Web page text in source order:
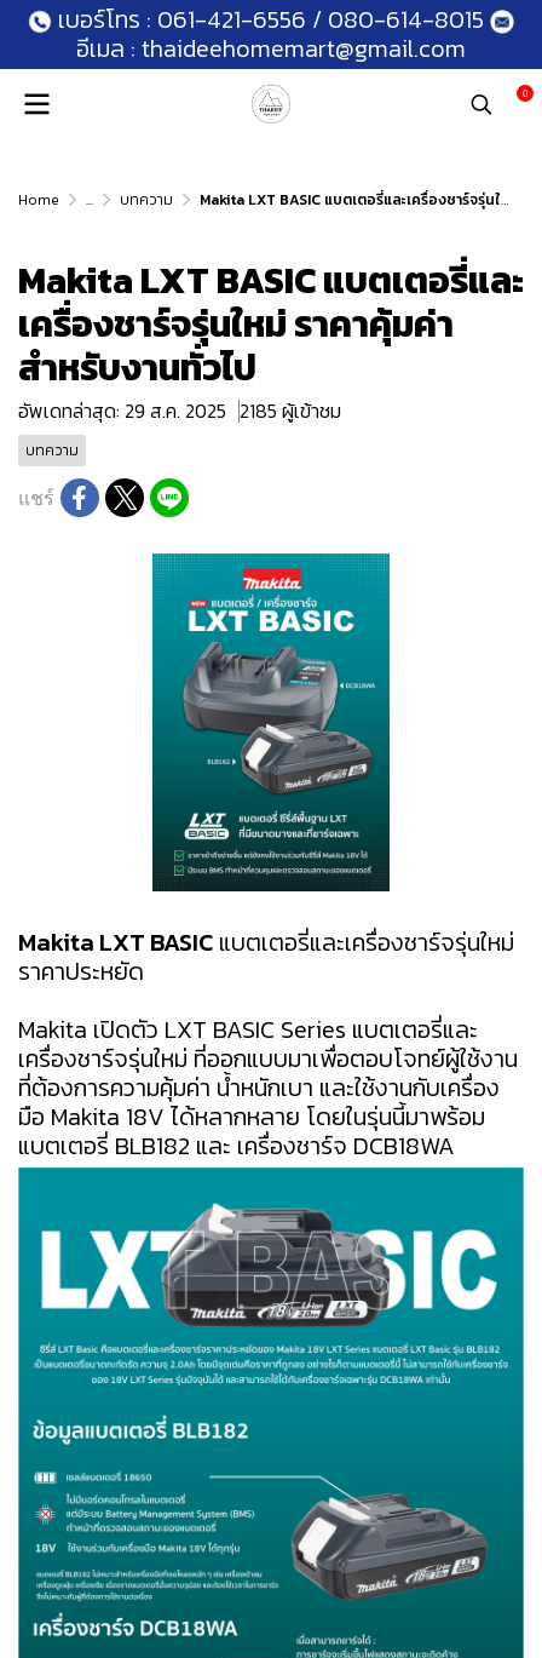
เบอร์โทร : 061-421-6556 / 080-614-8015
อีเมล : thaideehomemart@gmail.com
0
Home ... บทความ Makita LXT BASIC แบตเตอรี่และเครื่องชาร์จรุ่นใหม่ ราคาคุ้มค่า สำหรับงานทั่วไป
Makita LXT BASIC แบตเตอรี่และ
เครื่องชาร์จรุ่นใหม่ ราคาคุ้มค่า
สำหรับงานทั่วไป
อัพเดทล่าสุด: 29 ส.ค. 2025 2185 ผู้เข้าชม
บทความ
แชร์
Makita LXT BASIC แบตเตอรี่และเครื่องชาร์จรุ่นใหม่
ราคาประหยัด
Makita เปิดตัว LXT BASIC Series แบตเตอรี่และ
เครื่องชาร์จรุ่นใหม่ ที่ออกแบบมาเพื่อตอบโจทย์ผู้ใช้งาน
ที่ต้องการความคุ้มค่า น้ำหนักเบา และใช้งานกับเครื่อง
มือ Makita 18V ได้หลากหลาย โดยในรุ่นนี้มาพร้อม
แบตเตอรี่ BLB182 และ เครื่องชาร์จ DCB18WA